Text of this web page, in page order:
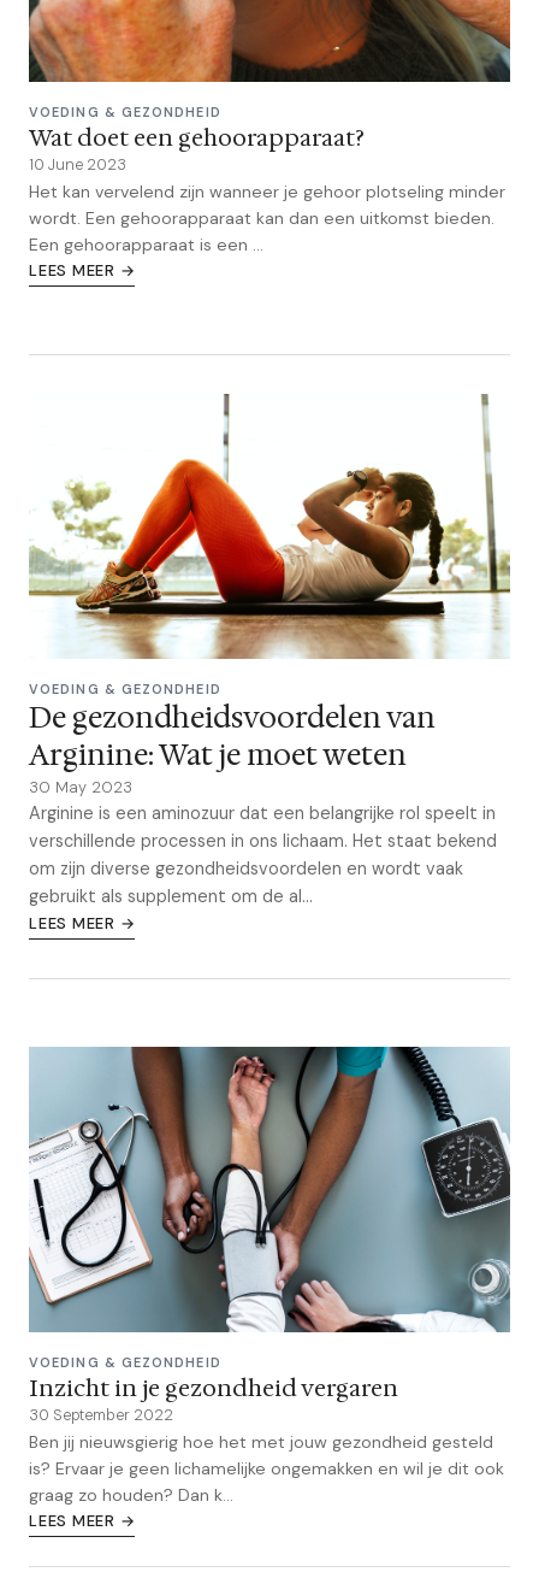
VOEDING & GEZONDHEID
Wat doet een gehoorapparaat?
10 June 2023
Het kan vervelend zijn wanneer je gehoor plotseling minder
wordt. Een gehoorapparaat kan dan een uitkomst bieden.
Een gehoorapparaat is een ...
LEES MEER →
VOEDING & GEZONDHEID
De gezondheidsvoordelen van
Arginine: Wat je moet weten
30 May 2023
Arginine is een aminozuur dat een belangrijke rol speelt in
verschillende processen in ons lichaam. Het staat bekend
om zijn diverse gezondheidsvoordelen en wordt vaak
gebruikt als supplement om de al...
LEES MEER →
VOEDING & GEZONDHEID
Inzicht in je gezondheid vergaren
30 September 2022
Ben jij nieuwsgierig hoe het met jouw gezondheid gesteld
is? Ervaar je geen lichamelijke ongemakken en wil je dit ook
graag zo houden? Dan k...
LEES MEER →